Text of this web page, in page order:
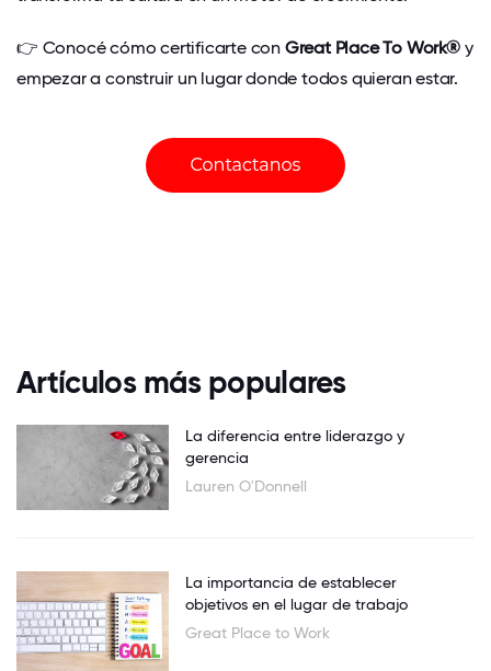
👉 Conocé cómo certificarte con Great Place To Work®y
empezar a construir un lugar donde todos quieran estar.
Artículos más populares
La diferencia entre liderazgo y
gerencia
Lauren O'Donnell
La importancia de establecer
objetivos en el lugar de trabajo
Great Place to Work